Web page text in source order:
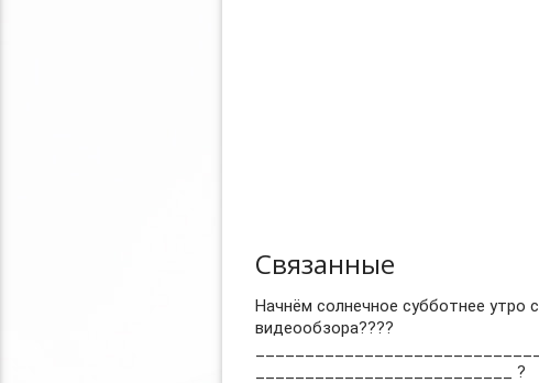
Связанные
Начнём солнечное субботнее утро с
видеообзора????
__________________________ ?